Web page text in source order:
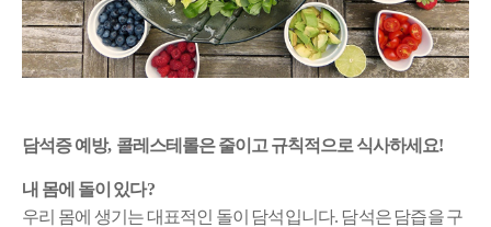
담석증 예방, 콜레스테롤은 줄이고 규칙적으로 식사하세요!
내 몸에 돌이 있다?
우리 몸에 생기는 대표적인 돌이 담석입니다. 담석은 담즙을 구